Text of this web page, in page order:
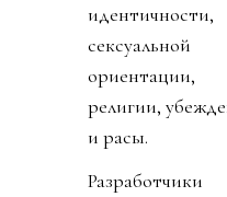
идентичности,
сексуальной
ориентации,
религии,
и расы.
Разработчики